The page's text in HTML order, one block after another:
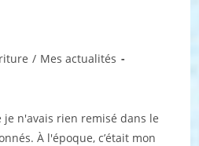
/ Mes actualités
je n'avais rien remisé dans le
À l'époque, c’était mon